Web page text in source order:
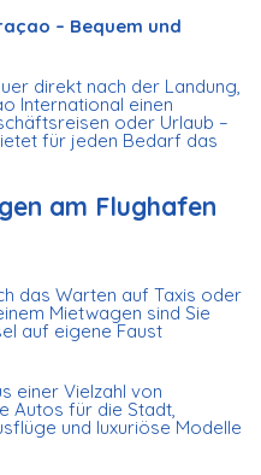
– Bequem und
direkt nach der Landung,
International einen
oder Urlaub –
für jeden Bedarf das
am Flughafen
das Warten auf Taxis oder
Mietwagen sind Sie
auf eigene Faust
einer Vielzahl von
Autos für die Stadt,
und luxuriöse Modelle